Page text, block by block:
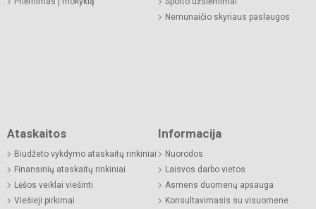
Nemunaičio skyriaus paslaugos
Ataskaitos
Biudžeto vykdymo ataskaitų rinkiniai
Finansinių ataskaitų rinkiniai
Lėšos veiklai viešinti
Viešieji pirkimai
Informacija
Nuorodos
Laisvos darbo vietos
Asmens duomenų apsauga
Konsultavimasis su visuomene